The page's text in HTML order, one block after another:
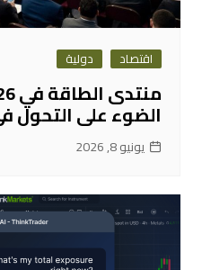
اقتصاد دولية
الضوء على التحول
يونيو 8, 2026